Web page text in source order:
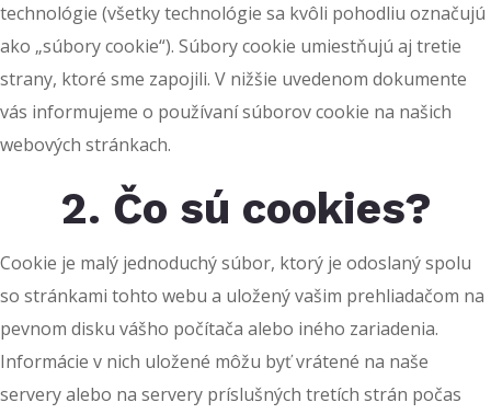
technológie (všetky technológie sa kvôli pohodliu označujú
ako „súbory cookie“). Súbory cookie umiestňujú aj tretie
strany, ktoré sme zapojili. V nižšie uvedenom dokumente
vás informujeme o používaní súborov cookie na našich
webových stránkach.
2. Čo sú cookies?
Cookie je malý jednoduchý súbor, ktorý je odoslaný spolu
so stránkami tohto webu a uložený vašim prehliadačom na
pevnom disku vášho počítača alebo iného zariadenia.
Informácie v nich uložené môžu byť vrátené na naše
servery alebo na servery príslušných tretích strán počas